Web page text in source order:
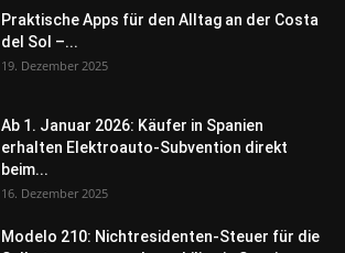
Praktische Apps für den Alltag an der Costa
del Sol –...
19. Dezember 2025
Ab 1. Januar 2026: Käufer in Spanien
erhalten Elektroauto-Subvention direkt
beim...
16. Dezember 2025
Modelo 210: Nichtresidenten-Steuer für die